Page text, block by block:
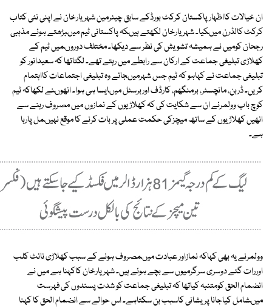
ان خیالات کااظہارپاکستان کرکٹ بورڈکے سابق چیئرمین شہریارخان نے اپنی نئی کتاب
کرکٹ کالڈرن میںکیا۔ شہریارخان لکھتے ہیںکہ پاکستانی ٹیم میںبڑھتے ہوئے مذہبی
رجحان کومیں نے ہمیشہ تشویش کی نظر سے دیکھا۔ مختلف دوروںمیں ٹیم کے
کھلاڑی تبلیغی جماعت کے ارکان سے رابطے میں رہتے تھے۔ لگتاتھا کہ سعیدانور کو
تبلیغی جماعت نے کہاہو کہ ٹیم جس شہرمیںجائے وہ تبلیغی اجتماعات کااہتمام
کریں۔ ڈربن، مانچسٹر، برمنگھم، کارڈف اوربرسٹل میںایسا ہی ہوا۔ انھوںنے لکھاکہ ٹیم
کوچ باب وولمرنے ان سے شکایت کی کہ کھلاڑیوں کے نمازوں میں مصروف رہنے سے
انھیں کھلاڑیوں کے ساتھ میچزکی حکمت عملی پر بات کرنے کا موقع نہیںمل پارہا
ہے۔
وولمرنے یہ بھی کہاکہ نمازاور عبادت میںمصروف ہونے کے سبب کھلاڑی نائٹ کلب
اوررات گئے دوسری سرگرمیوں سے بچے ہوئے ہیں۔ شہریارخان کاکہنا ہے میں نے
انضمام الحق کومتنبہ کیاتھا کہ تبلیغی جماعت کو شدت پسندوں کی فہرست
میںشامل کیاجانا پریشانی کاسبب بن سکتاہے۔ اس حوالے سے انضمام الحق کا کہنا